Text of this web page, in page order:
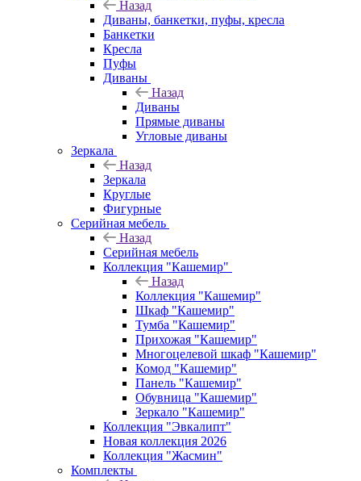
Назад
Диваны, банкетки, пуфы, кресла
Банкетки
Кресла
Пуфы
Диваны
Назад
Диваны
Прямые диваны
Угловые диваны
Зеркала
Назад
Зеркала
Круглые
Фигурные
Серийная мебель
Назад
Серийная мебель
Коллекция "Кашемир"
Назад
Коллекция "Кашемир"
Шкаф "Кашемир"
Тумба "Кашемир"
Прихожая "Кашемир"
Многоцелевой шкаф "Кашемир"
Комод "Кашемир"
Панель "Кашемир"
Обувница "Кашемир"
Зеркало "Кашемир"
Коллекция "Эвкалипт"
Новая коллекция 2026
Коллекция "Жасмин"
Комплекты